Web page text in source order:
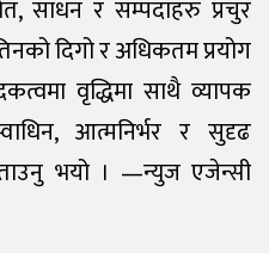
साधन र सम्पदाहरु प्रचुर
दिगो र अधिकतम प्रयोग
वृद्धिमा साथै व्यापक
आत्मनिर्भर र सुदृढ
बताउनु भयो । —न्युज एजेन्सी